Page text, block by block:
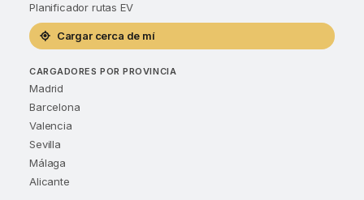
Planificador rutas EV
Cargar cerca de mí
CARGADORES POR PROVINCIA
Madrid
Barcelona
Valencia
Sevilla
Málaga
Alicante